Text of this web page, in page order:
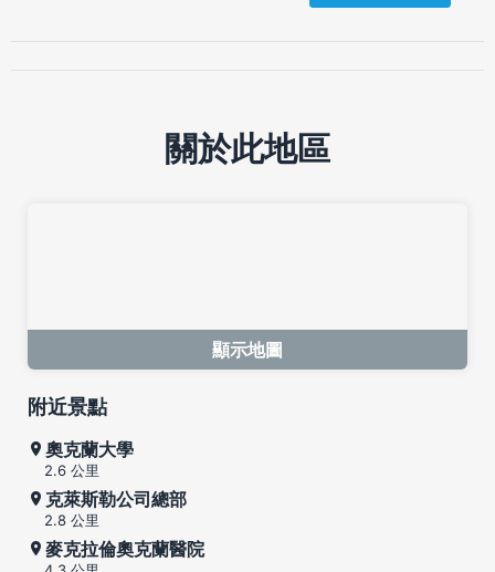
關於此地區
顯示地圖
附近景點
奧克蘭大學
2.6 公里
克萊斯勒公司總部
2.8 公里
麥克拉倫奧克蘭醫院